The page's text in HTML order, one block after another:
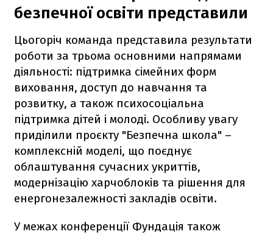
безпечної освіти представили
Цьогоріч команда представила результати
роботи за трьома основними напрямами
діяльності: підтримка сімейних форм
виховання, доступ до навчання та
розвитку, а також психосоціальна
підтримка дітей і молоді. Особливу увагу
приділили проєкту "Безпечна школа" –
комплексній моделі, що поєднує
облаштування сучасних укриттів,
модернізацію харчоблоків та рішення для
енергонезалежності закладів освіти.
У межах конференції Фундація також